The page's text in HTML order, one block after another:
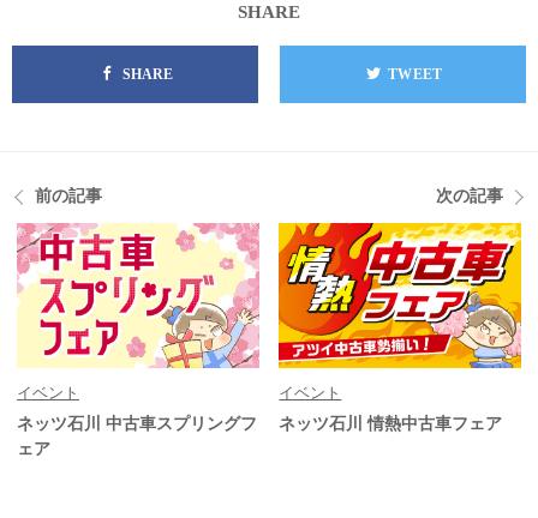
SHARE
SHARE TWEET
前の記事
イベント
ネッツ石川 中古車スプリングフ
ェア
次の記事
イベント
ネッツ石川 情熱中古車フェア